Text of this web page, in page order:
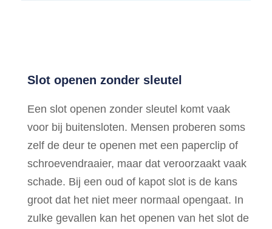
Slot openen zonder sleutel
Een slot openen zonder sleutel komt vaak
voor bij buitensloten. Mensen proberen soms
zelf de deur te openen met een paperclip of
schroevendraaier, maar dat veroorzaakt vaak
schade. Bij een oud of kapot slot is de kans
groot dat het niet meer normaal opengaat. In
zulke gevallen kan het openen van het slot de